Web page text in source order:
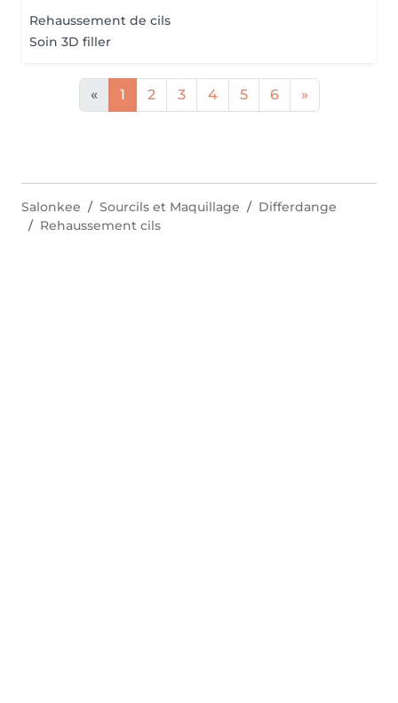
Rehaussement de cils
Soin 3D filler
« 1 2 3 4 5 6 »
Salonkee Sourcils et Maquillage
Differdange
Rehaussement cils